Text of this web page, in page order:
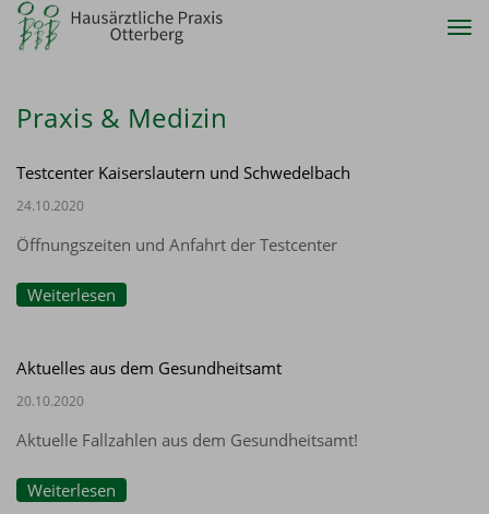
Praxis & Medizin
Testcenter Kaiserslautern und Schwedelbach
24.10.2020
Öffnungszeiten und Anfahrt der Testcenter
Weiterlesen
Aktuelles aus dem Gesundheitsamt
20.10.2020
Aktuelle Fallzahlen aus dem Gesundheitsamt!
Weiterlesen